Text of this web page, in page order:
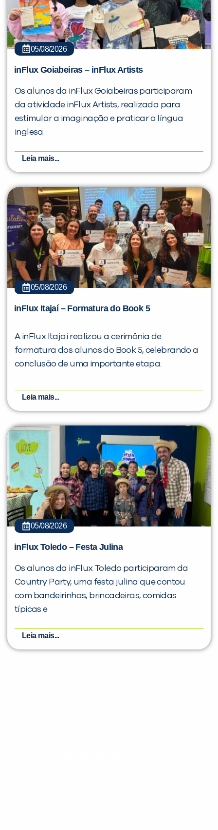
05/08/2026
inFlux Goiabeiras – inFlux Artists
Os alunos da inFlux Goiabeiras participaram
da atividade inFlux Artists, realizada para
estimular a imaginação e praticar a língua
inglesa.
Leia mais...
05/08/2026
inFlux Itajaí – Formatura do Book 5
A inFlux Itajaí realizou a cerimônia de
formatura dos alunos do Book 5, celebrando a
conclusão de uma importante etapa.
Leia mais...
05/08/2026
inFlux Toledo – Festa Julina
Os alunos da inFlux Toledo participaram da
Country Party, uma festa julina que contou
com bandeirinhas, brincadeiras, comidas
típicas e
Leia mais...